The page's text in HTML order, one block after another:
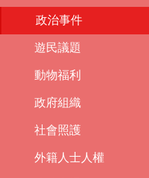
政治事件
遊民議題
動物福利
政府組織
社會照護
外籍人士人權